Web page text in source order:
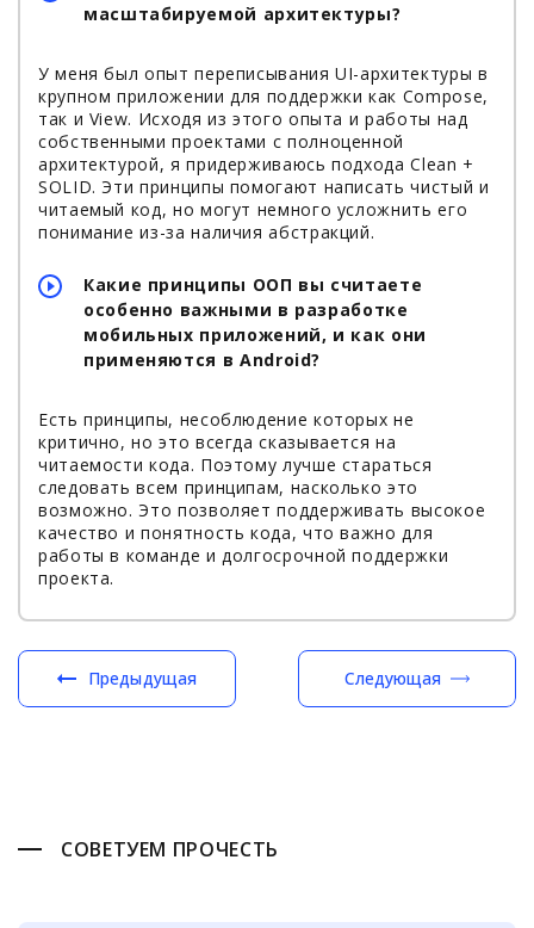
масштабируемой архитектуры?
У меня был опыт переписывания UI-архитектуры в
крупном приложении для поддержки как Compose,
так и View. Исходя из этого опыта и работы над
собственными проектами с полноценной
архитектурой, я придерживаюсь подхода Clean +
SOLID. Эти принципы помогают написать чистый и
читаемый код, но могут немного усложнить его
понимание из-за наличия абстракций.
Какие принципы ООП вы считаете
особенно важными в разработке
мобильных приложений, и как они
применяются в Android?
Есть принципы, несоблюдение которых не
критично, но это всегда сказывается на
читаемости кода. Поэтому лучше стараться
следовать всем принципам, насколько это
возможно. Это позволяет поддерживать высокое
качество и понятность кода, что важно для
работы в команде и долгосрочной поддержки
проекта.
Предыдущая Следующая
СОВЕТУЕМ ПРОЧЕСТЬ